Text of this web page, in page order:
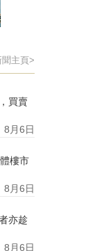
聞主頁>
買賣
8月6日
樓市
8月6日
亦趁
8月6日